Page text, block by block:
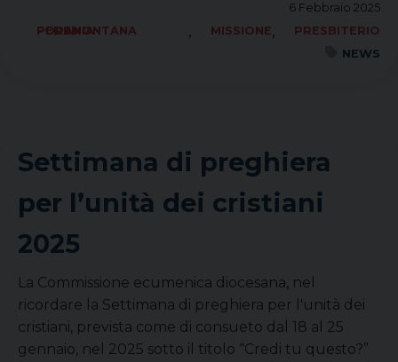
6 Febbraio 2025
FORANIA PEDEMONTANA
, MISSIONE,
PRESBITERIO
NEWS
Settimana di preghiera
per l’unità dei cristiani
2025
La Commissione ecumenica diocesana, nel
ricordare la Settimana di preghiera per l'unità dei
cristiani, prevista come di consueto dal 18 al 25
gennaio, nel 2025 sotto il titolo “Credi tu questo?”